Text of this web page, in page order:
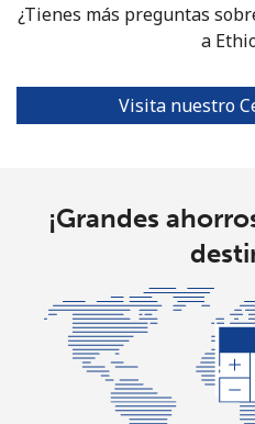
⁦31.5¢⁩
¿Tienes más preguntas
a
Visita nuestro
¡Grandes